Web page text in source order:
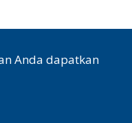
Anda dapatkan